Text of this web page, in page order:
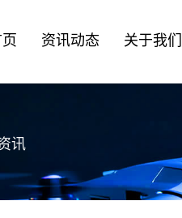
资讯动态 关于我们
讯